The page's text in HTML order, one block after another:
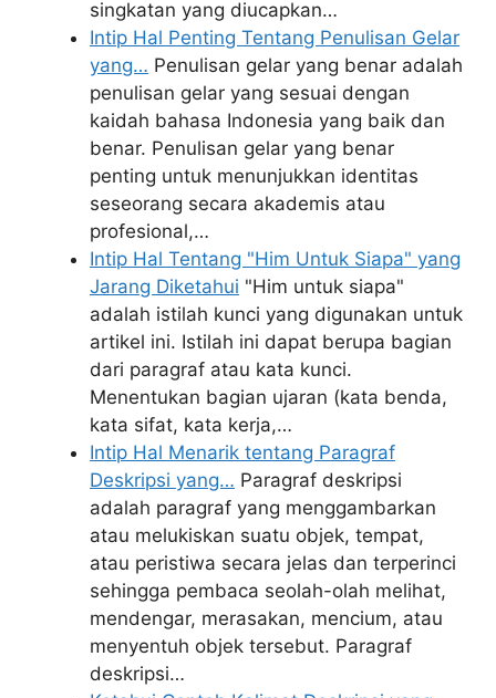
singkatan yang diucapkan…
Intip Hal Penting Tentang Penulisan Gelar
yang… Penulisan gelar yang benar adalah
penulisan gelar yang sesuai dengan
kaidah bahasa Indonesia yang baik dan
benar. Penulisan gelar yang benar
penting untuk menunjukkan identitas
seseorang secara akademis atau
profesional,…
Intip Hal Tentang "Him Untuk Siapa" yang
Jarang Diketahui "Him untuk siapa"
adalah istilah kunci yang digunakan untuk
artikel ini. Istilah ini dapat berupa bagian
dari paragraf atau kata kunci.
Menentukan bagian ujaran (kata benda,
kata sifat, kata kerja,…
Intip Hal Menarik tentang Paragraf
Deskripsi yang… Paragraf deskripsi
adalah paragraf yang menggambarkan
atau melukiskan suatu objek, tempat,
atau peristiwa secara jelas dan terperinci
sehingga pembaca seolah-olah melihat,
mendengar, merasakan, mencium, atau
menyentuh objek tersebut. Paragraf
deskripsi…